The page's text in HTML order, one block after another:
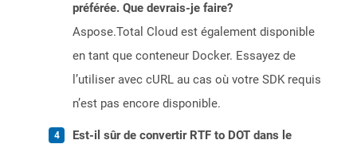
préférée. Que devrais-je faire?
Aspose.Total Cloud est également disponible
en tant que conteneur Docker. Essayez de
l’utiliser avec cURL au cas où votre SDK requis
n’est pas encore disponible.
Est-il sûr de convertir RTF to DOT dans le